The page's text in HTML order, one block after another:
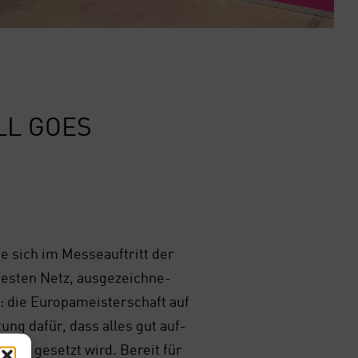
GOES
sich im Mes­se­auf­tritt der
Netz, aus­ge­zeich­ne­
die Euro­pa­meis­ter­schaft auf
dafür, dass alles gut auf­
gesetzt wird. Bereit für